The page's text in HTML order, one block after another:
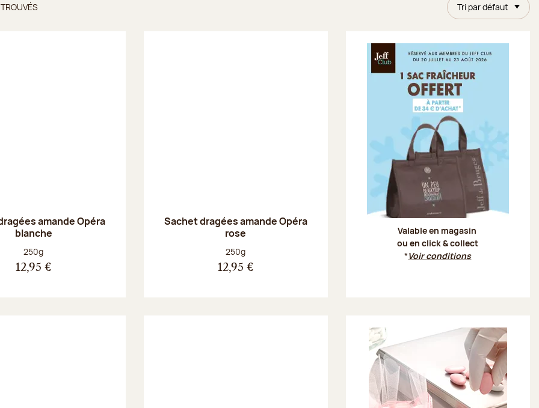
Tri par défaut
trouvés
amande Opéra
blanche
Poids net :
250g
12,95 €
Sachet dragées amande Opéra
rose
Poids net :
250g
12,95 €
Valable en magasin
ou en click & collect
*Voir conditions